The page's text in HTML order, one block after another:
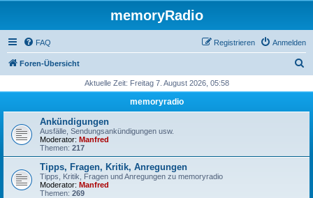
memoryRadio
FAQ Anmelden
Registrieren
Foren-Übersicht
h
Aktuelle Zeit: Freitag 7. August 2026, 05:58
memoryradio
Ankündigungen
Ausfälle, Sendungsankündigungen usw.
Moderator: Manfred
Themen: 217
Tipps, Fragen, Kritik, Anregungen
Tipps, Kritik, Fragen und Anregungen zu memoryradio
Moderator: Manfred
Themen: 269